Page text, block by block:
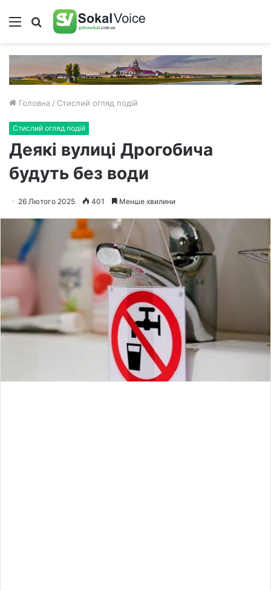
Меню Пошук
Головна / Стислий огляд подій
Стислий огляд подій
Деякі вулиці Дрогобича
будуть без води
26 Лютого 2025 401 Менше хвилини